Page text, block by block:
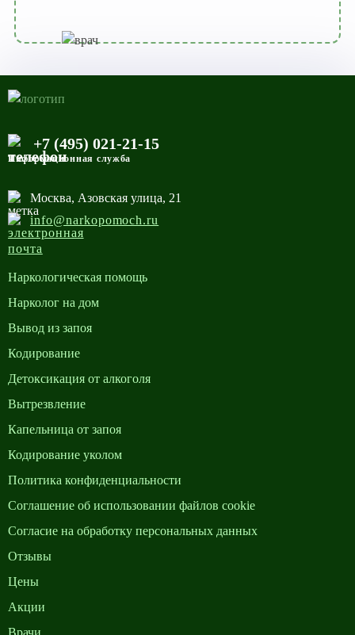
+7 (495) 021-21-15
Информационная служба
Москва, Азовская улица, 21
info@narkopomoch.ru
Наркологическая помощь
Нарколог на дом
Вывод из запоя
Кодирование
Детоксикация от алкоголя
Вытрезвление
Капельница от запоя
Кодирование уколом
Политика конфиденциальности
Cоглашение об использовании файлов cookie
Согласие на обработку персональных данных
Отзывы
Цены
Акции
Врачи